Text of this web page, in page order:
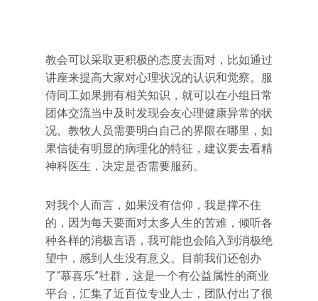
教会可以采取更积极的态度去面对，比如通过
讲座来提高大家对心理状况的认识和觉察。服
侍同工如果拥有相关知识，就可以在小组日常
团体交流当中及时发现会友心理健康异常的状
况。教牧人员需要明白自己的界限在哪里，如
果信徒有明显的病理化的特征，建议要去看精
神科医生，决定是否需要服药。
对我个人而言，如果没有信仰，我是撑不住
的，因为每天要面对太多人生的苦难，倾听各
种各样的消极言语，我可能也会陷入到消极绝
望中，感到人生没有意义。目前我们还创办
了“慕喜乐”社群，这是一个有公益属性的商业
平台，汇集了近百位专业人士，团队付出了很